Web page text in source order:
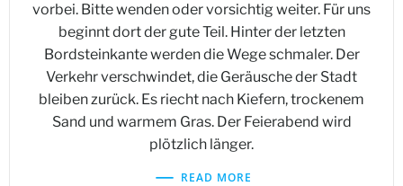
vorbei. Bitte wenden oder vorsichtig weiter. Für uns
beginnt dort der gute Teil. Hinter der letzten
Bordsteinkante werden die Wege schmaler. Der
Verkehr verschwindet, die Geräusche der Stadt
bleiben zurück. Es riecht nach Kiefern, trockenem
Sand und warmem Gras. Der Feierabend wird
plötzlich länger.
READ MORE